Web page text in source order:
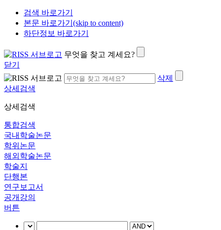
검색 바로가기
본문 바로가기(skip to content)
하단정보 바로가기
무엇을 찾고 계세요?
닫기
삭제
상세검색
상세검색
통합검색
국내학술논문
학위논문
해외학술논문
학술지
단행본
연구보고서
공개강의
버튼